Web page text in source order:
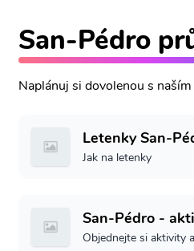
San-Pédro
Naplánuj si dovolenou s
Letenky San-
Jak na letenky
San-Pédro -
Objednejte si aktivity